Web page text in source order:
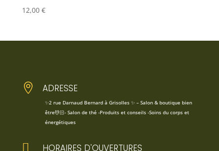
12,00 €
 ADRESSE
✨2 rue Darnaud Bernard à Grisolles ✨ – Salon & boutique bien
être💆🏻- Salon de thé -Produits et conseils -Soins du corps et
énergétiques
 HORAIRES D'OUVERTURES